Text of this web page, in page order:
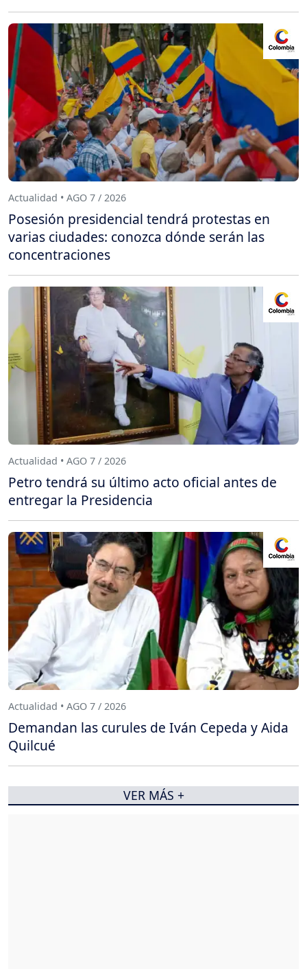
Actualidad • AGO 7 / 2026
Posesión presidencial tendrá protestas en
varias ciudades: conozca dónde serán las
concentraciones
Actualidad • AGO 7 / 2026
Petro tendrá su último acto oficial antes de
entregar la Presidencia
Actualidad • AGO 7 / 2026
Demandan las curules de Iván Cepeda y Aida
Quilcué
VER MÁS +